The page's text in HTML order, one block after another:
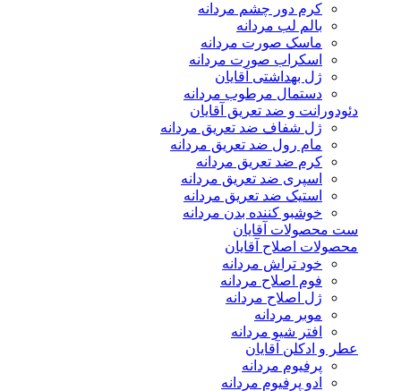
کرم دور چشم مردانه
بالم لب مردانه
ماسک صورت مردانه
اسکراب صورت مردانه
ژل بهداشتی آقایان
دستمال مرطوب مردانه
دئودورانت و ضد تعریق آقایان
ژل شفاف ضد تعریق مردانه
مام رول ضد تعریق مردانه
کرم ضد تعریق مردانه
اسپری ضد تعریق مردانه
استیک ضد تعریق مردانه
خوشبو کننده بدن مردانه
ست محصولات آقایان
محصولات اصلاح آقایان
خود تراش مردانه
فوم اصلاح مردانه
ژل اصلاح مردانه
موبر مردانه
افتر شیو مردانه
عطر و ادکلن آقایان
پرفیوم مردانه
ادو پرفیوم مردانه